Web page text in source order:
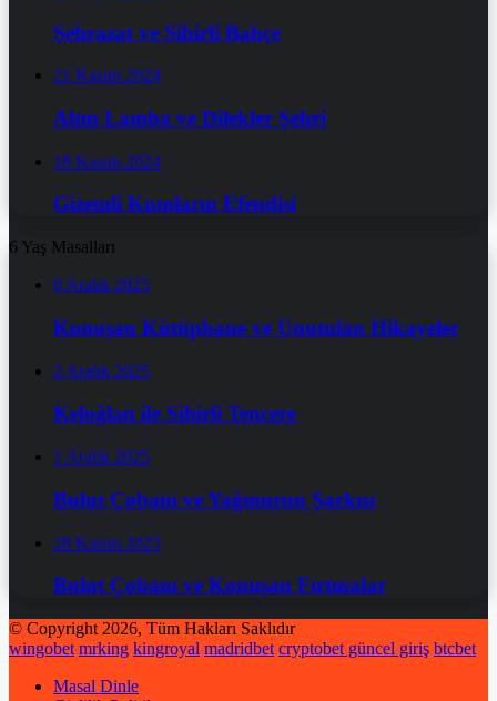
Şehrazat ve Sihirli Bahçe
21 Kasım 2024
Altın Lamba ve Dilekler Şehri
18 Kasım 2024
Gizemli Kumların Efendisi
6 Yaş Masalları
6 Aralık 2025
Konuşan Kütüphane ve Unutulan Hikayeler
2 Aralık 2025
Keloğlan ile Sihirli Tencere
1 Aralık 2025
Bulut Çobanı ve Yağmurun Şarkısı
28 Kasım 2025
Bulut Çobanı ve Konuşan Fırtınalar
© Copyright 2026, Tüm Hakları Saklıdır
wingobet mrking kingroyal madridbet cryptobet güncel giriş btcbet
Masal Dinle